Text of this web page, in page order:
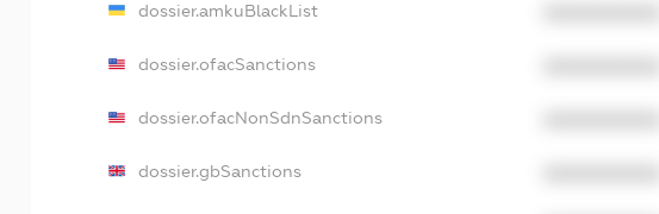
dossier.amkuBlackList
dossier.ofacSanctions
dossier.ofacNonSdnSanctions
dossier.gbSanctions